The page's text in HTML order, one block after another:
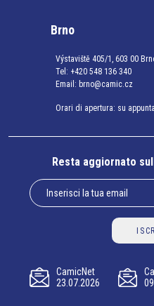
Brno
Výstaviště 405/1, 603 00
Tel: +420 548 136 340
Email: brno@camic.cz
Orari di apertura: su
Resta aggiornato
CamicNet
23.07.2026